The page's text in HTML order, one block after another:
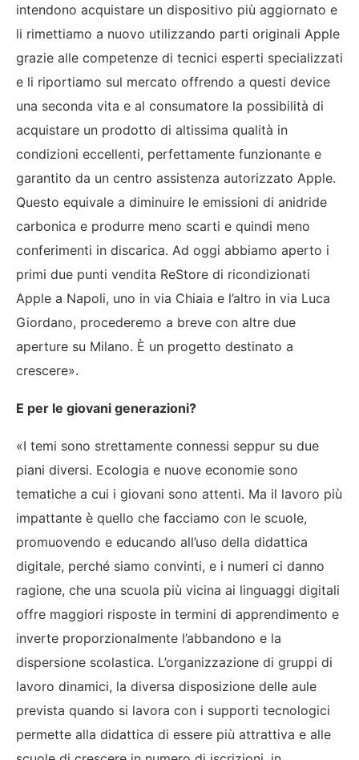
intendono acquistare un dispositivo più aggiornato e
li rimettiamo a nuovo utilizzando parti originali Apple
grazie alle competenze di tecnici esperti specializzati
e li riportiamo sul mercato offrendo a questi device
una seconda vita e al consumatore la possibilità di
acquistare un prodotto di altissima qualità in
condizioni eccellenti, perfettamente funzionante e
garantito da un centro assistenza autorizzato Apple.
Questo equivale a diminuire le emissioni di anidride
carbonica e produrre meno scarti e quindi meno
conferimenti in discarica. Ad oggi abbiamo aperto i
primi due punti vendita ReStore di ricondizionati
Apple a Napoli, uno in via Chiaia e l’altro in via Luca
Giordano, procederemo a breve con altre due
aperture su Milano. È un progetto destinato a
crescere».
E per le giovani generazioni?
«I temi sono strettamente connessi seppur su due
piani diversi. Ecologia e nuove economie sono
tematiche a cui i giovani sono attenti. Ma il lavoro più
impattante è quello che facciamo con le scuole,
promuovendo e educando all’uso della didattica
digitale, perché siamo convinti, e i numeri ci danno
ragione, che una scuola più vicina ai linguaggi digitali
offre maggiori risposte in termini di apprendimento e
inverte proporzionalmente l’abbandono e la
dispersione scolastica. L’organizzazione di gruppi di
lavoro dinamici, la diversa disposizione delle aule
prevista quando si lavora con i supporti tecnologici
permette alla didattica di essere più attrattiva e alle